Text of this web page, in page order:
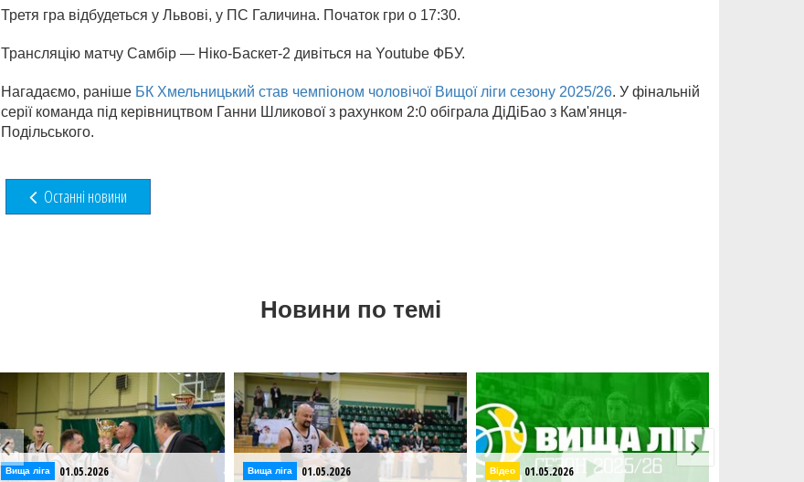
Третя гра відбудеться у Львові, у ПС Галичина. Початок гри о 17:30.
Трансляцію матчу Самбір — Ніко-Баскет-2 дивіться на Youtube ФБУ.
Нагадаємо, раніше БК Хмельницький став чемпіоном чоловічої Вищої ліги сезону 2025/26. У фінальній
серії команда під керівництвом Ганни Шликової з рахунком 2:0 обіграла ДіДіБао з Кам'янця-
Подільського.
Останні новини
Новини по темі
Вища лiга 01.05.2026 Вища лiга 01.05.2026 Відео 01.05.2026